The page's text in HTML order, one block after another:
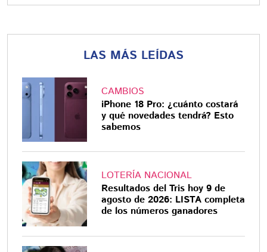
LAS MÁS LEÍDAS
CAMBIOS
iPhone 18 Pro: ¿cuánto costará
y qué novedades tendrá? Esto
sabemos
LOTERÍA NACIONAL
Resultados del Tris hoy 9 de
agosto de 2026: LISTA completa
de los números ganadores